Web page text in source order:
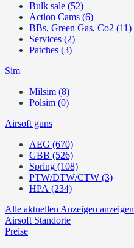
Bulk sale (52)
Action Cams (6)
BBs, Green Gas, Co2 (11)
Services (2)
Patches (3)
Sim
Milsim (8)
Polsim (0)
Airsoft guns
AEG (670)
GBB (526)
Spring (108)
PTW/DTW/CTW (3)
HPA (234)
Alle aktuellen Anzeigen anzeigen
Airsoft Standorte
Preise